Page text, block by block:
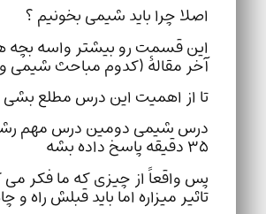
اصلا چرا باید شیمی بخونیم ؟
این قسمت رو بیشتر واسه بچه
آخر مقالهٔ (کدوم مباحث شیمی
تا از اهمیت این درس مطلع بشی
۳۵ دقیقه پاسخ داده بشه
پس واقعاً از چیزی که ما فکر
تاثیر میزاره اما باید قبلش راه و